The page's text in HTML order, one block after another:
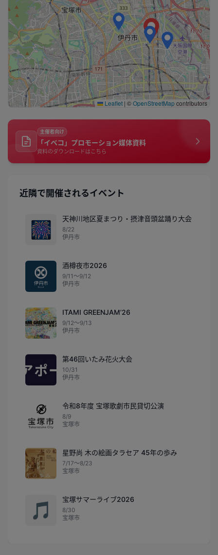
Leaflet | ©OpenStreetMapcontributors
主催者向け
「イベコ」プロモーション媒体資料
資料のダウンロードはこちら
近隣で開催されるイベント
🎆
天神川地区夏まつり・摂津音頭盆踊り大会
8/22
伊丹市
酒樽夜市2026
9/11〜9/12
伊丹市
ITAMI GREENJAM’26
9/12〜9/13
伊丹市
第46回いたみ花火大会
10/31
伊丹市
令和8年度 宝塚歌劇市民貸切公演
8/9
宝塚市
星野尚 木の絵画タラセア 45年の歩み
7/17〜8/23
宝塚市
🎵
宝塚サマーライブ2026
8/30
宝塚市